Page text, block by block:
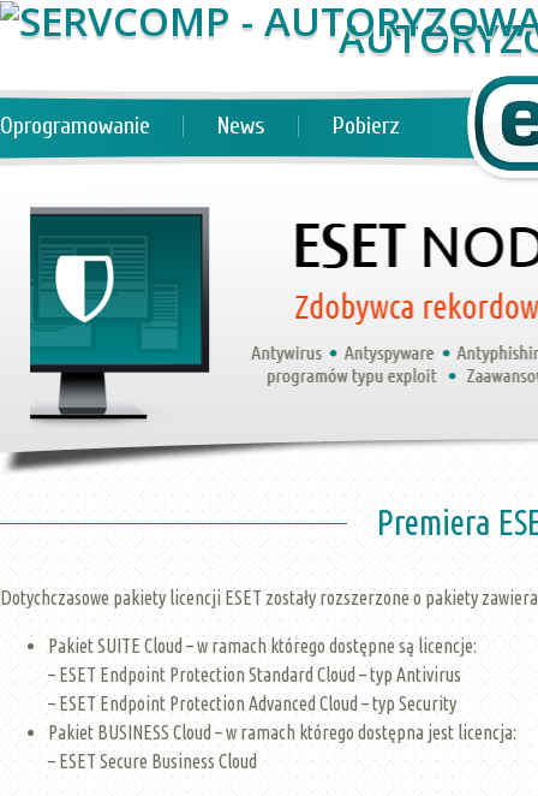
Oprogramowanie News Pobierz
Premiera
Dotychczasowe pakiety licencji ESET zostały rozszerzone o pakiety
Pakiet SUITE Cloud – w ramach którego dostępne są licencje:
– ESET Endpoint Protection Standard Cloud – typ Antivirus
– ESET Endpoint Protection Advanced Cloud – typ Security
Pakiet BUSINESS Cloud – w ramach którego dostępna jest licencja:
– ESET Secure Business Cloud